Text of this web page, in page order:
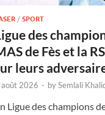
/SPORT
des
de Fès et la
leurs
2026 - bySemlali
Ligue des champions